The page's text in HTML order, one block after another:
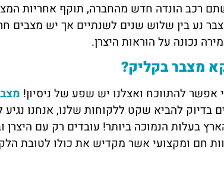
רכב הונדה חדש מהחברה, תוקף אחריות
נע בין שלוש שנים לשנתיים אך יש מצבים
נכונה על הוראות היצרן.
מצבר בקליק?
אפשר להתווכח ואצלנו יש שפע של ניסיון!
בדיוק להביא שקט ללקוחות שלנו, אנחנו
חם ומקצועי אשר מקדיש את כולו לטובת